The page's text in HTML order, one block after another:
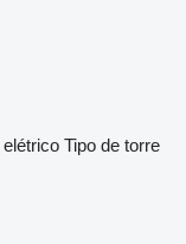
elétrico Tipo de torre